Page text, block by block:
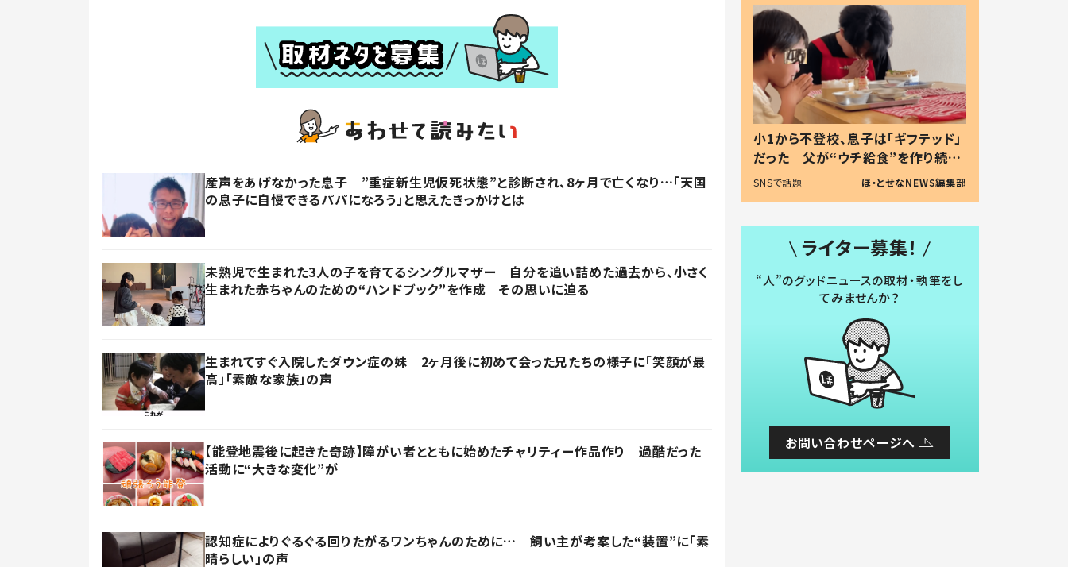
産声をあげなかった息子 ”重症新生児仮死状態”と診断され、8ヶ月で亡くなり…「天国
の息子に自慢できるパパになろう」と思えたきっかけとは
未熟児で生まれた3人の子を育てるシングルマザー 自分を追い詰めた過去から、小さく
生まれた赤ちゃんのための“ハンドブック”を作成 その思いに迫る
生まれてすぐ入院したダウン症の妹 2ヶ月後に初めて会った兄たちの様子に「笑顔が最
高」「素敵な家族」の声
【能登地震後に起きた奇跡】障がい者とともに始めたチャリティー作品作り 過酷だった
活動に“大きな変化”が
認知症によりぐるぐる回りたがるワンちゃんのために… 飼い主が考案した“装置”に「素
晴らしい」の声
小1から不登校、息子は「ギフテッド」
だった 父が“ウチ給食”を作り続け
る理由とは #令和の親 #令和の子
SNSで話題 ほ・とせなNEWS編集部
ライター募集！
“人”のグッドニュースの取材・執筆をし
てみませんか？
お問い合わせページへ